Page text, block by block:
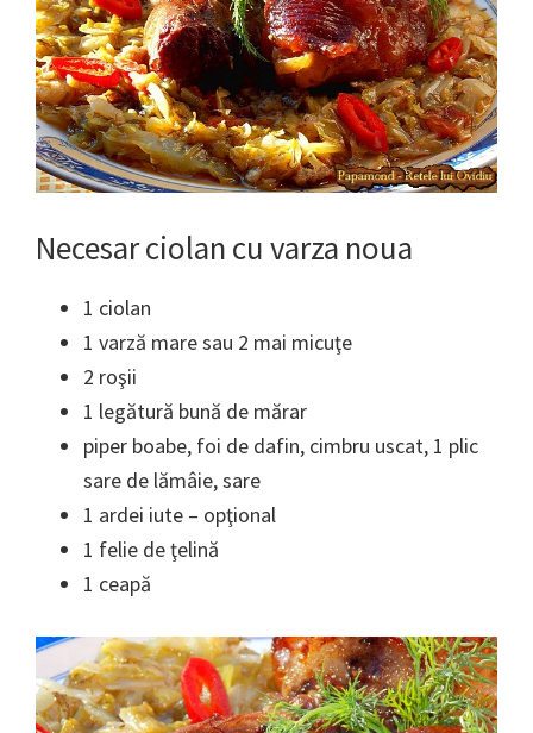
Necesar ciolan cu varza noua
1 ciolan
1 varză mare sau 2 mai micuţe
2 roşii
1 legătură bună de mărar
piper boabe, foi de dafin, cimbru uscat, 1 plic
sare de lămâie, sare
1 ardei iute – opţional
1 felie de ţelină
1 ceapă